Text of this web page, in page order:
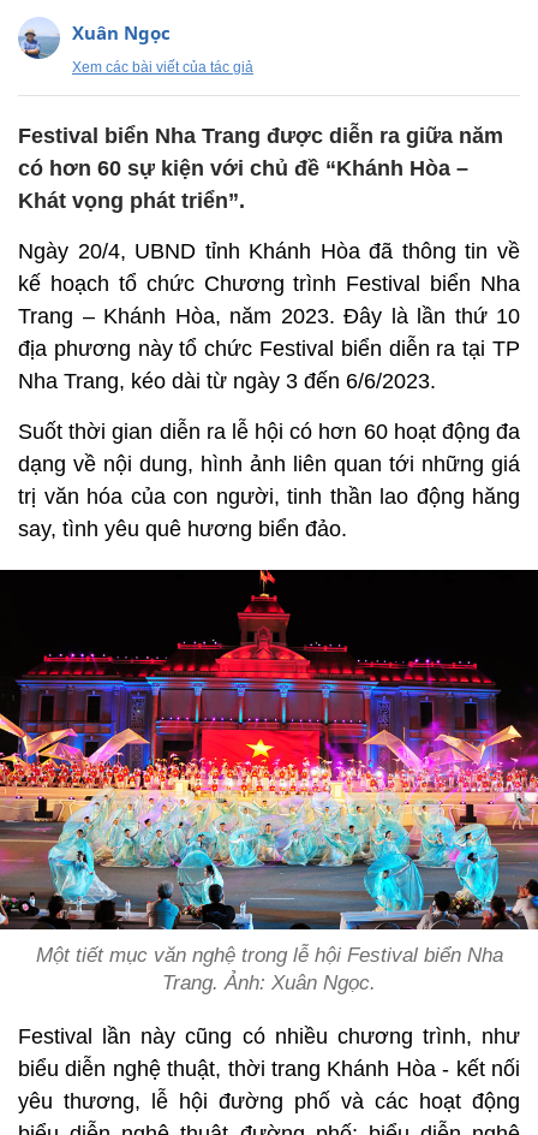
Xuân Ngọc
Xem các bài viết của tác giả
Festival biển Nha Trang được diễn ra giữa năm
có hơn 60 sự kiện với chủ đề “Khánh Hòa –
Khát vọng phát triển”.
Ngày 20/4, UBND tỉnh Khánh Hòa đã thông tin về
kế hoạch tổ chức Chương trình Festival biển Nha
Trang – Khánh Hòa, năm 2023. Đây là lần thứ 10
địa phương này tổ chức Festival biển diễn ra tại TP
Nha Trang, kéo dài từ ngày 3 đến 6/6/2023.
Suốt thời gian diễn ra lễ hội có hơn 60 hoạt động đa
dạng về nội dung, hình ảnh liên quan tới những giá
trị văn hóa của con người, tinh thần lao động hăng
say, tình yêu quê hương biển đảo.
Một tiết mục văn nghệ trong lễ hội Festival biển Nha
Trang. Ảnh: Xuân Ngọc.
Festival lần này cũng có nhiều chương trình, như
biểu diễn nghệ thuật, thời trang Khánh Hòa - kết nối
yêu thương, lễ hội đường phố và các hoạt động